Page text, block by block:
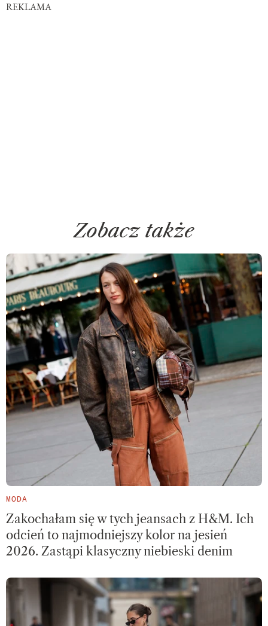
REKLAMA
Zobacz także
MODA
Zakochałam się w tych jeansach z H&M. Ich
odcień to najmodniejszy kolor na jesień
2026. Zastąpi klasyczny niebieski denim